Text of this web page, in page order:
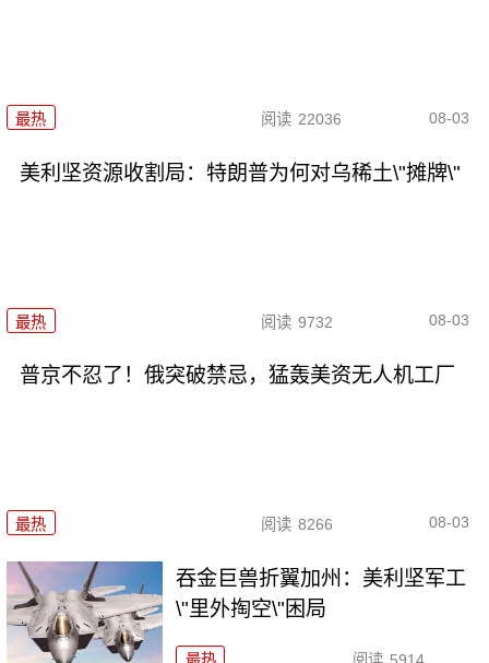
最热 阅读 22036 08-03
美利坚资源收割局：特朗普为何对乌稀土\"摊牌\"
最热 阅读 9732 08-03
普京不忍了！俄突破禁忌，猛轰美资无人机工厂
最热 阅读 8266 08-03
吞金巨兽折翼加州：美利坚军工
\"里外掏空\"困局